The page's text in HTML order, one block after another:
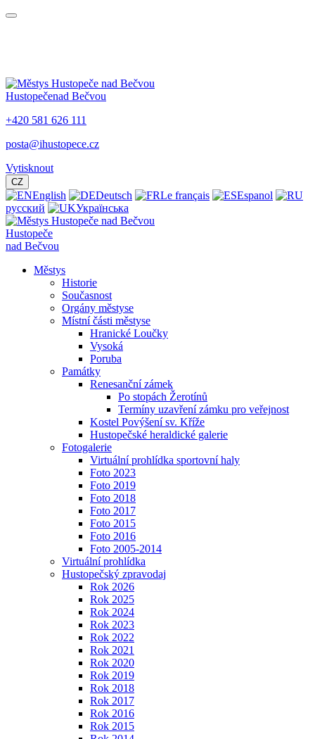
Hustopečenad Bečvou
+420 581 626 111
posta@ihustopece.cz
Vytisknout
CZ
English Deutsch Le français
Espanol
русский
Українська
Hustopeče
nad Bečvou
Městys
Historie
Současnost
Orgány městyse
Místní části městyse
Hranické Loučky
Vysoká
Poruba
Památky
Renesanční zámek
Po stopách Žerotínů
Termíny uzavření zámku pro veřejnost
Kostel Povýšení sv. Kříže
Hustopečské heraldické galerie
Fotogalerie
Virtuální prohlídka sportovní haly
Foto 2023
Foto 2019
Foto 2018
Foto 2017
Foto 2015
Foto 2016
Foto 2005-2014
Virtuální prohlídka
Hustopečský zpravodaj
Rok 2026
Rok 2025
Rok 2024
Rok 2023
Rok 2022
Rok 2021
Rok 2020
Rok 2019
Rok 2018
Rok 2017
Rok 2016
Rok 2015